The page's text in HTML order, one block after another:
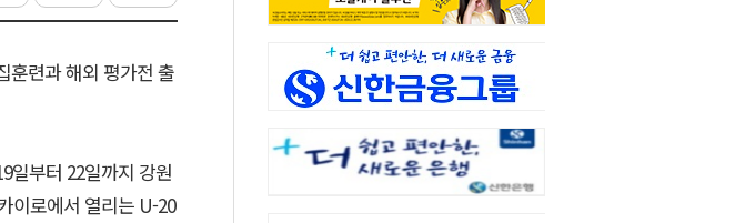
훈련과 해외 평가전 출
일부터 22일까지 강원
이로에서 열리는 U-20